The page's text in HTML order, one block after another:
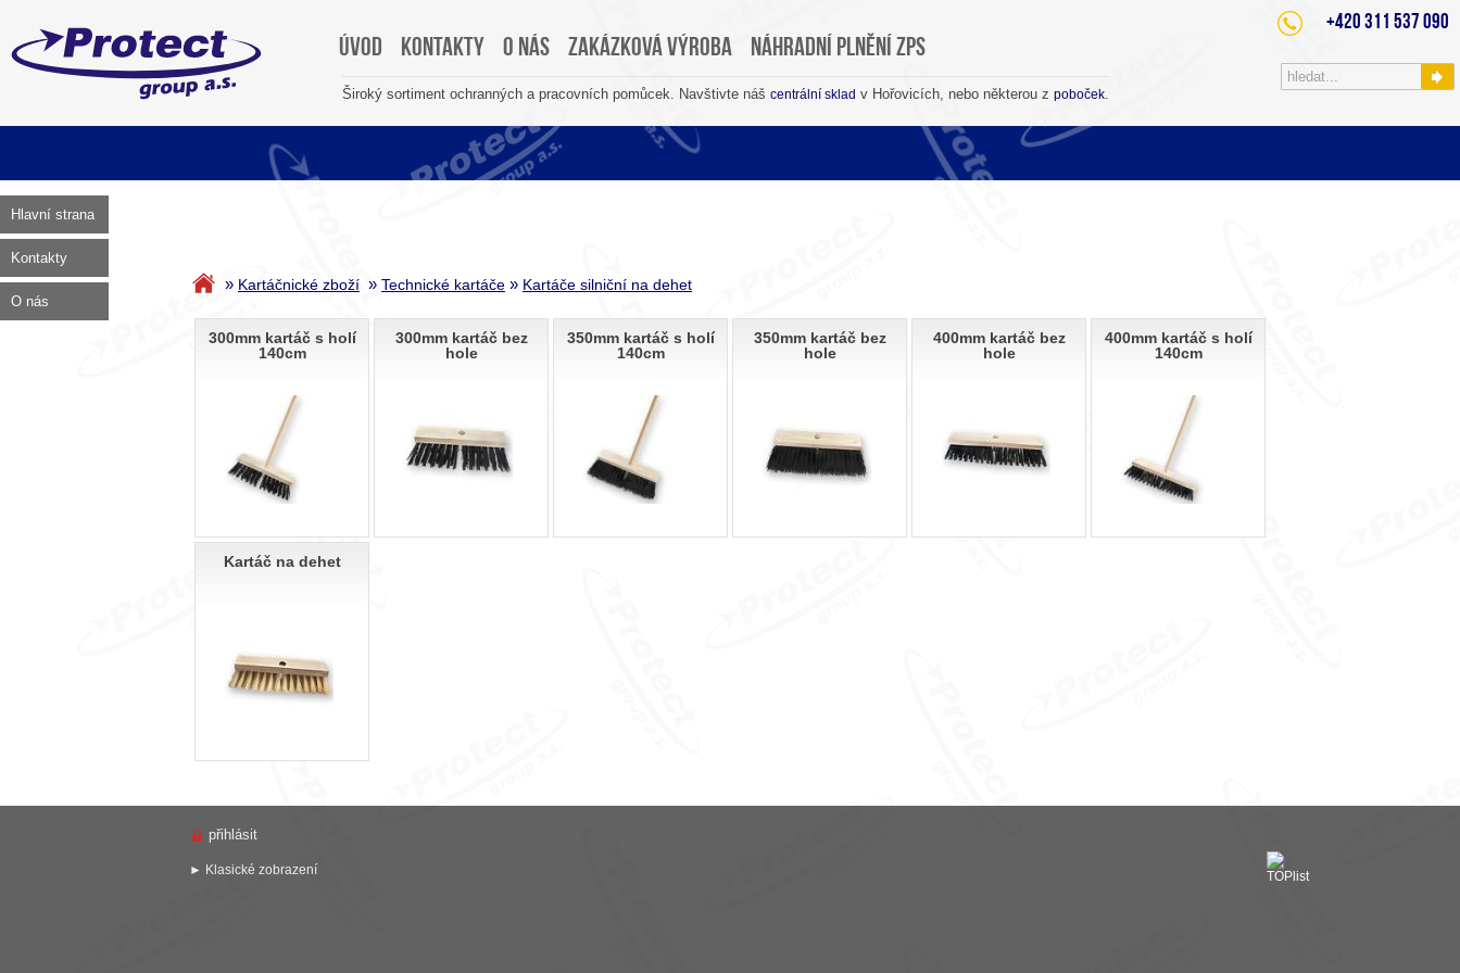
» Kartáčnické zboží » Technické kartáče » Kartáče silniční na dehet
300mm kartáč s holí
140cm
300mm kartáč bez
hole
350mm kartáč s holí
140cm
350mm kartáč bez
hole
400mm kartáč bez
hole
400mm kartáč s holí
140cm
Kartáč na dehet
Hlavní strana
Kontakty
O nás
Úvod Kontakty O nás Zakázková výroba Náhradní plnění ZPS
+420 311 537 090
Široký sortiment ochranných a pracovních pomůcek. Navštivte náš centrální sklad v Hořovicích, nebo některou z poboček.